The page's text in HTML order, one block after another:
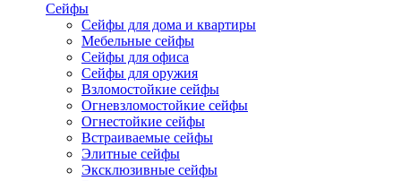
Сейфы
Сейфы для дома и квартиры
Мебельные сейфы
Сейфы для офиса
Сейфы для оружия
Взломостойкие сейфы
Огневзломостойкие сейфы
Огнестойкие сейфы
Встраиваемые сейфы
Элитные сейфы
Эксклюзивные сейфы